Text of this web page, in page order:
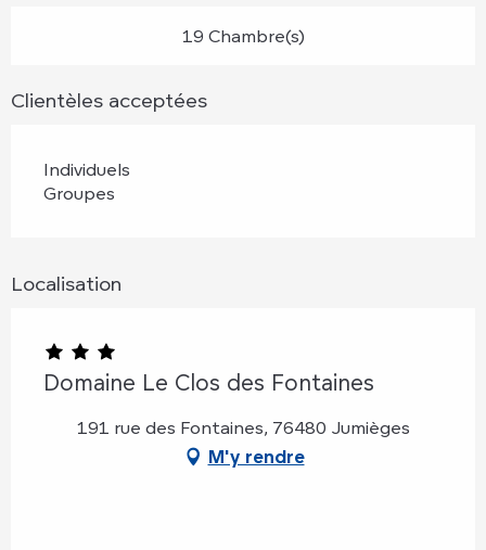
19 Chambre(s)
Clientèles acceptées
Individuels
Groupes
Localisation
Domaine Le Clos des Fontaines
191 rue des Fontaines, 76480 Jumièges
M'y rendre